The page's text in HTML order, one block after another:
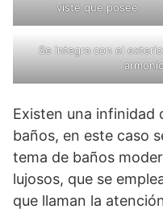
viste que posee
Se integra con el
Existen una infinidad
baños, en este caso
tema de baños
lujosos, que se
que llaman la